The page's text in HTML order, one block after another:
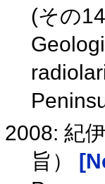
(その
2008: 紀
旨）